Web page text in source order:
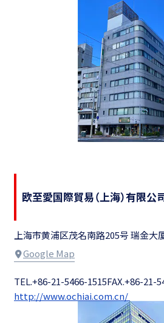
欧至愛国際貿易（上海）有限公
上海市黄浦区茂名南路205号 瑞金大
Google Map
TEL.+86-21-5466-1515FAX.+86-21-
http://www.ochiai.com.cn/